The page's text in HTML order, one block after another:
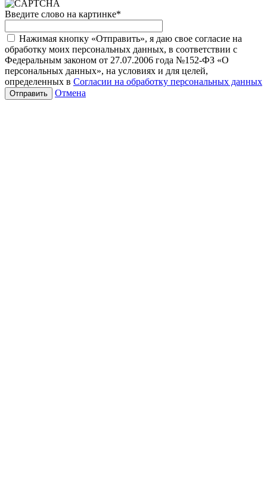
Введите слово на картинке*
Нажимая кнопку «Отправить», я даю свое согласие на
обработку моих персональных данных, в соответствии с
Федеральным законом от 27.07.2006 года №152-ФЗ «О
персональных данных», на условиях и для целей,
определенных в Согласии на обработку персональных данных
Отмена